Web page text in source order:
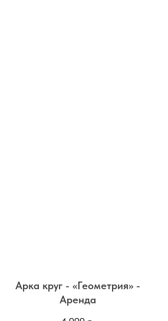
Арка круг - «Геометрия» -
Аренда